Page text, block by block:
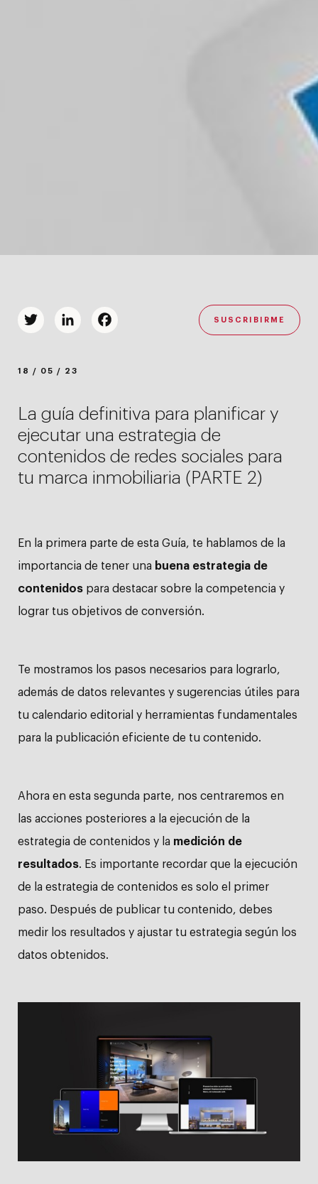
SUSCRIBIRME
18 / 05 / 23
La guía definitiva para planificar y
ejecutar una estrategia de
contenidos de redes sociales para
tu marca inmobiliaria (PARTE 2)
En la primera parte de esta Guía, te hablamos de la
importancia de tener una buena estrategia de
contenidos para destacar sobre la competencia y
lograr tus objetivos de conversión.
Te mostramos los pasos necesarios para lograrlo,
además de datos relevantes y sugerencias útiles para
tu calendario editorial y herramientas fundamentales
para la publicación eficiente de tu contenido.
Ahora en esta segunda parte, nos centraremos en
las acciones posteriores a la ejecución de la
estrategia de contenidos y la medición de
resultados. Es importante recordar que la ejecución
de la estrategia de contenidos es solo el primer
paso. Después de publicar tu contenido, debes
medir los resultados y ajustar tu estrategia según los
datos obtenidos.